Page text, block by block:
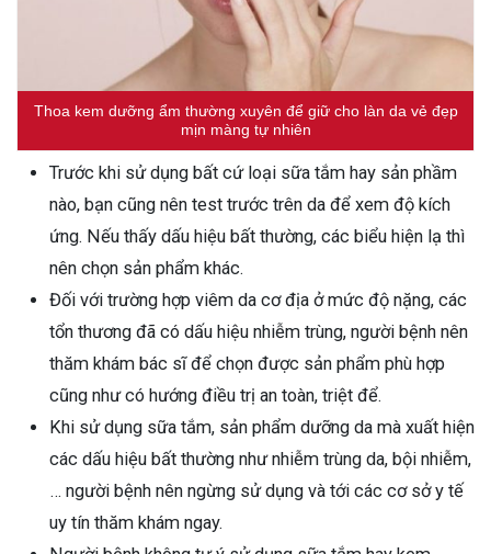
Thoa kem dưỡng ẩm thường xuyên để giữ cho làn da vẻ đẹp
mịn màng tự nhiên
Trước khi sử dụng bất cứ loại sữa tắm hay sản phầm
nào, bạn cũng nên test trước trên da để xem độ kích
ứng. Nếu thấy dấu hiệu bất thường, các biểu hiện lạ thì
nên chọn sản phẩm khác.
Đối với trường hợp viêm da cơ địa ở mức độ nặng, các
tổn thương đã có dấu hiệu nhiễm trùng, người bệnh nên
thăm khám bác sĩ để chọn được sản phẩm phù hợp
cũng như có hướng điều trị an toàn, triệt để.
Khi sử dụng sữa tắm, sản phẩm dưỡng da mà xuất hiện
các dấu hiệu bất thường như nhiễm trùng da, bội nhiễm,
… người bệnh nên ngừng sử dụng và tới các cơ sở y tế
uy tín thăm khám ngay.